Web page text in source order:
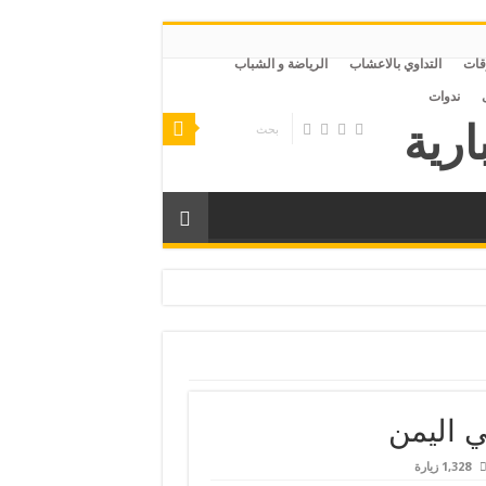
التداوي بالاعشاب الرياضة و الشباب
ندوات
اليمن
1,328 زيارة